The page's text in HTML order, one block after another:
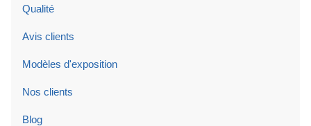
Qualité
Avis clients
Modèles d'exposition
Nos clients
Blog